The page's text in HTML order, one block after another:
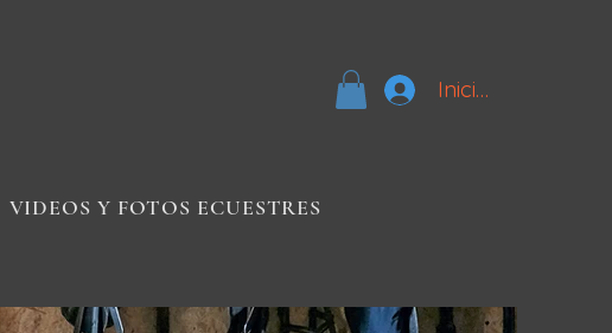
Iniciar sesión
VIDEOS Y FOTOS ECUESTRES